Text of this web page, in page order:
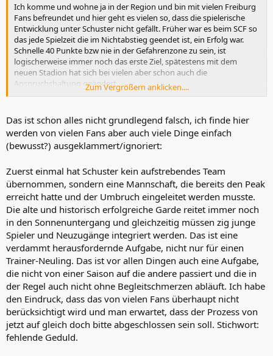
Ich komme und wohne ja in der Region und bin mit vielen Freiburg
Fans befreundet und hier geht es vielen so, dass die spielerische
Entwicklung unter Schuster nicht gefällt. Früher war es beim SCF so
das jede Spielzeit die im Nichtabstieg geendet ist, ein Erfolg war.
Schnelle 40 Punkte bzw nie in der Gefahrenzone zu sein, ist
logischerweise immer noch das erste Ziel, spätestens mit dem
neuen Stadion hat sich bei vielen aber schon auch die
Anspruchshaltung geändert.
Was man dazu sagen muss ist, dass der Fußball dieses Jahr unter
obwohl das Spielermaterial zumindest auf dem Papier her deutlich
mehr hergeben muss. Für viele Fans ist das immer noch in
Ordnung, weil man ist ja immer noch "der kleine SC Freiburg" (was
eigentlich auch schon lange nicht mehr der Fall ist, aber man will ja
diesem Kader mehr spielerische Elemente kommen, die in dieser
Saison trotz der passenden Ergebnisse oft auf der Strecke bleiben
und gerade Offensiv oft kein Konzept erkennbar ist.
Das ist halt der schmale Grat, wenn man die letzten Jahre soweit
vorne stand, aber eigentlich auch immer in den Rückspiegel
schauen muss, die Fans aber logischerweise immer mehr erwarten.
Zum Vergrößern anklicken....
Das ist schon alles nicht grundlegend falsch, ich finde hier
werden von vielen Fans aber auch viele Dinge einfach
(bewusst?) ausgeklammert/ignoriert:
Zuerst einmal hat Schuster kein aufstrebendes Team
übernommen, sondern eine Mannschaft, die bereits den Peak
erreicht hatte und der Umbruch eingeleitet werden musste.
Die alte und historisch erfolgreiche Garde reitet immer noch
in den Sonnenuntergang und gleichzeitig müssen zig junge
Spieler und Neuzugänge integriert werden. Das ist eine
verdammt herausfordernde Aufgabe, nicht nur für einen
Trainer-Neuling. Das ist vor allen Dingen auch eine Aufgabe,
die nicht von einer Saison auf die andere passiert und die in
der Regel auch nicht ohne Begleitschmerzen abläuft. Ich habe
den Eindruck, dass das von vielen Fans überhaupt nicht
berücksichtigt wird und man erwartet, dass der Prozess von
jetzt auf gleich doch bitte abgeschlossen sein soll. Stichwort:
fehlende Geduld.